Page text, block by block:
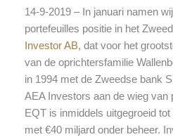
14-9-2019 – In januari namen
portefeuilles positie in het
Investor AB, dat voor het
van de oprichtersfamilie
in 1994 met de Zweedse bank
AEA Investors aan de wieg van
EQT is inmiddels uitgegroeid
met €40 miljard onder beheer.